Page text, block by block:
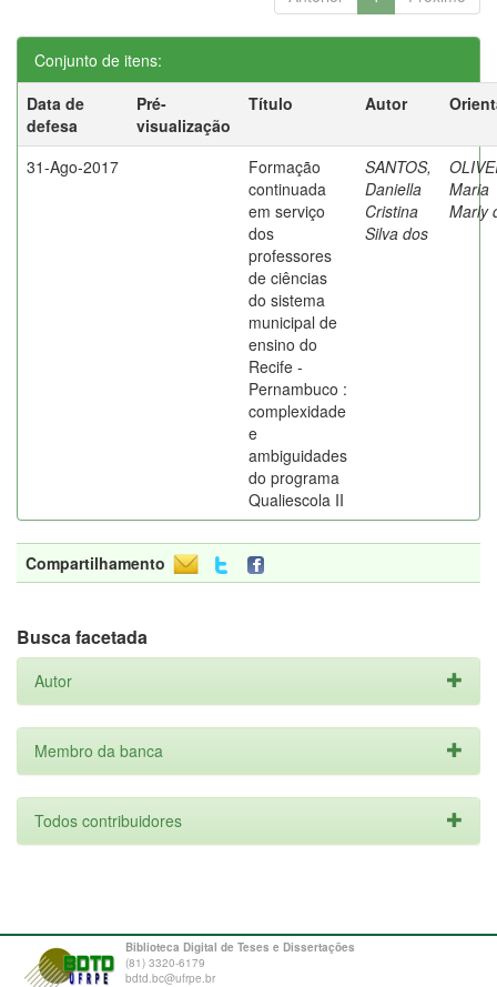
Conjunto de itens:
Data de
defesa
Pré-
visualização
Título Autor
31-Ago-2017
Formação
continuada
em serviço
dos
professores
de ciências
do sistema
municipal de
ensino do
Recife -
Pernambuco :
complexidade
e
ambiguidades
do programa
Qualiescola II
SANTOS,
Daniella
Cristina
Silva dos
Maria
Marly
Compartilhamento
Busca facetada
Autor
Membro da banca
Todos contribuidores
Biblioteca Digital de Teses e Dissertações
(81) 3320-6179
bdtd.bc@ufrpe.br